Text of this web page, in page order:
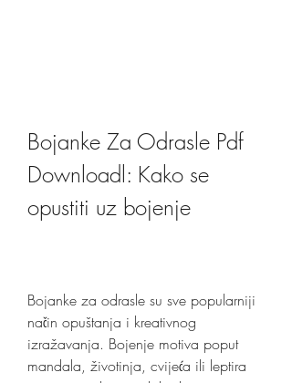
Bojanke Za Odrasle Pdf
Downloadl: Kako se
opustiti uz bojenje
Bojanke za odrasle su sve popularniji
način opuštanja i kreativnog
izražavanja. Bojenje motiva poput
mandala, životinja, cvijeća ili leptira